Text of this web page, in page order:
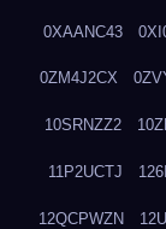
0XAANC43
0ZM4J2CX
10SRNZZ2
11P2UCTJ
12QCPWZN